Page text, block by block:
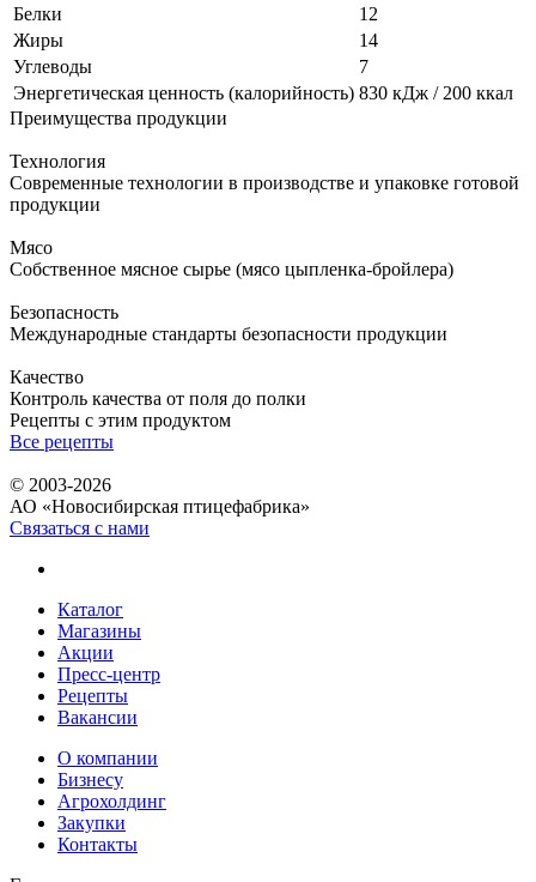
Белки
12
Жиры
14
Углеводы
7
Энергетическая ценность (калорийность) 830 кДж / 200 ккал
Преимущества продукции
Технология
Современные технологии в производстве и упаковке готовой
продукции
Мясо
Собственное мясное сырье (мясо цыпленка-бройлера)
Безопасность
Международные стандарты безопасности продукции
Качество
Контроль качества от поля до полки
Рецепты с этим продуктом
Все рецепты
© 2003-2026
АО «Новосибирская птицефабрика»
Связаться с нами
Каталог
Магазины
Акции
Пресс-центр
Рецепты
Вакансии
О компании
Бизнесу
Агрохолдинг
Закупки
Контакты